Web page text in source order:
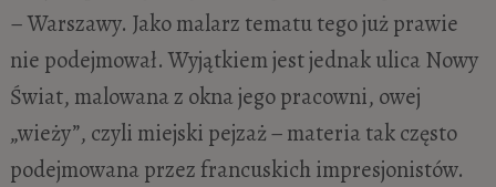
– Warszawy. Jako malarz tematu tego już prawie
nie podejmował. Wyjątkiem jest jednak ulica Nowy
Świat, malowana z okna jego pracowni, owej
„wieży”, czyli miejski pejzaż − materia tak często
podejmowana przez francuskich impresjonistów.